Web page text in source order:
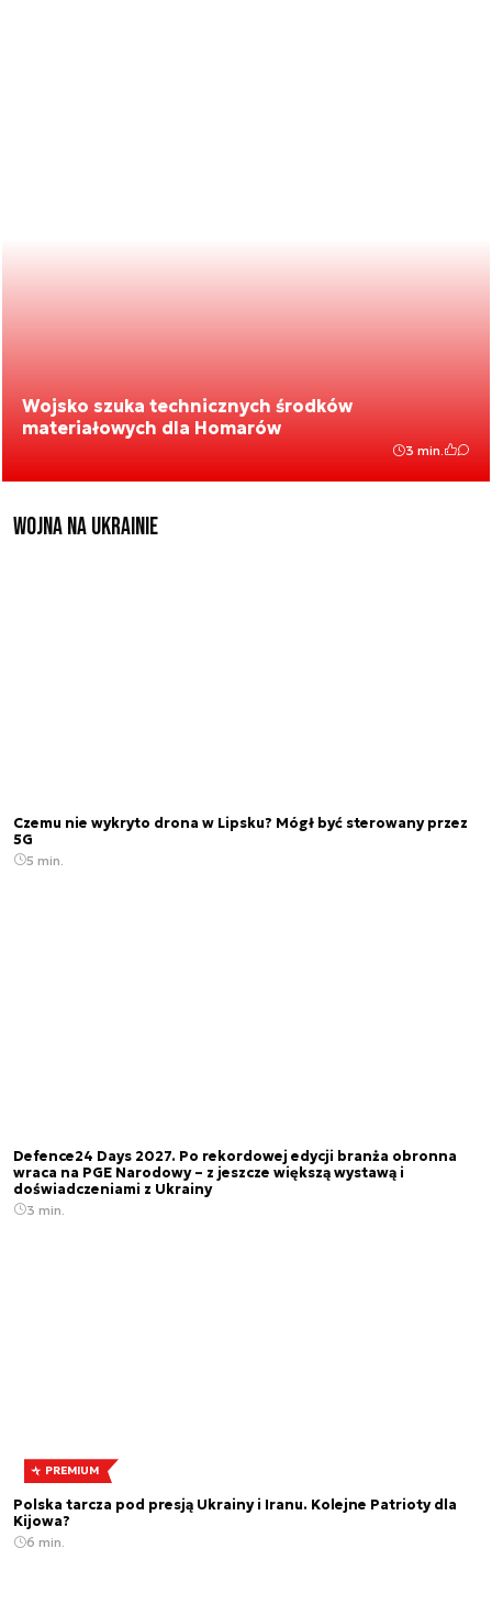
Wojsko szuka technicznych środków
materiałowych dla Homarów
3 min.
Wojna na Ukrainie
Czemu nie wykryto drona w Lipsku? Mógł być sterowany przez
5G
5 min.
Defence24 Days 2027. Po rekordowej edycji branża obronna
wraca na PGE Narodowy – z jeszcze większą wystawą i
doświadczeniami z Ukrainy
3 min.
PREMIUM
Polska tarcza pod presją Ukrainy i Iranu. Kolejne Patrioty dla
Kijowa?
6 min.